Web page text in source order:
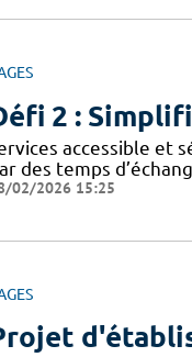
2 :
accessible et
des temps
02/2026 15:25